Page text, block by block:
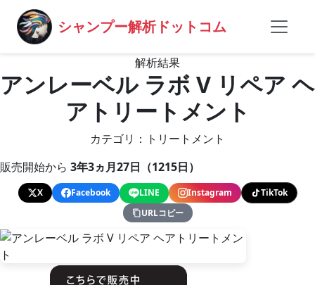
シャンプー解析ドットコム
解析結果
アンレーベル ラボ V リペア ヘ
アトリートメント
カテゴリ：トリートメント
販売開始から 3年3ヵ月27日（1215日）
X Facebook LINE Instagram
TikTok
URLコピー